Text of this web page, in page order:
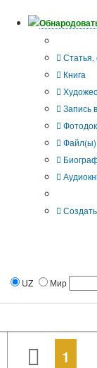
Статья,
Книга
Запись
UZ Мир
1